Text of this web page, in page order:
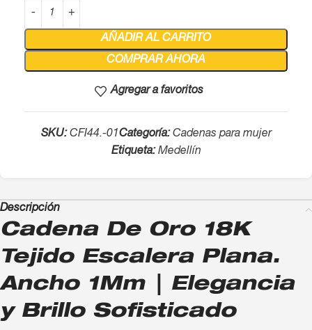
AÑADIR AL CARRITO
COMPRAR AHORA
Agregar a favoritos
SKU:CFI44.-01Categoría: Cadenas para mujer
Etiqueta: Medellín
Descripción
Cadena De Oro 18K
Tejido Escalera Plana.
Ancho 1Mm | Elegancia
y Brillo Sofisticado